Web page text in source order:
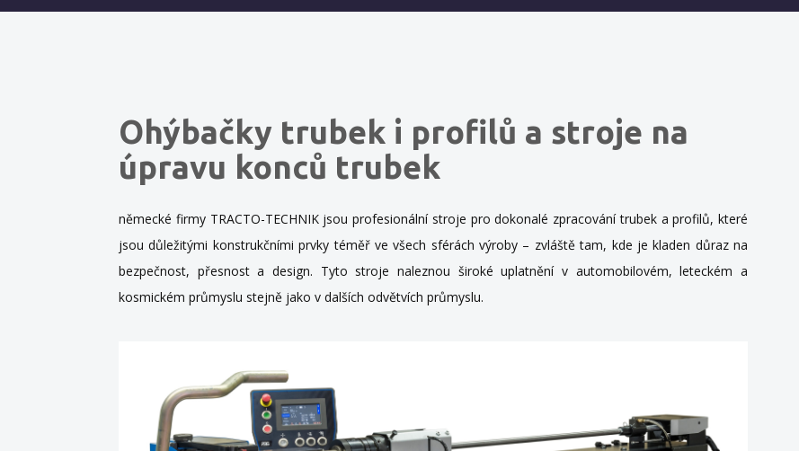
Ohýbačky trubek i profilů a stroje na
úpravu konců trubek
německé firmy TRACTO-TECHNIK jsou profesionální stroje pro dokonalé zpracování trubek a profilů, které
jsou důležitými konstrukčními prvky téměř ve všech sférách výroby – zvláště tam, kde je kladen důraz na
bezpečnost, přesnost a design. Tyto stroje naleznou široké uplatnění v automobilovém, leteckém a
kosmickém průmyslu stejně jako v dalších odvětvích průmyslu.